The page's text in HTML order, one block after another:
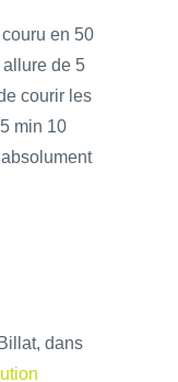
en 50
allure de 5
courir les
min 10
dans